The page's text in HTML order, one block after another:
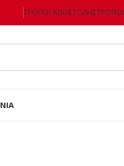
ΤΡΌΠΟΙ ΑΠΟΣΤΟΛΉΣ